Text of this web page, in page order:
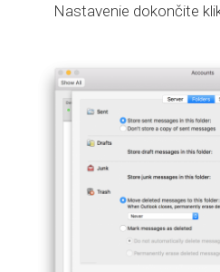
Nastavenie dokončite